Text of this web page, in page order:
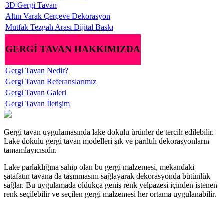
3D Gergi Tavan
Altın Varak Çerçeve Dekorasyon
Mutfak Tezgah Arası Dijital Baskı
GERGİ TAVAN HAKKIMIZDA
Gergi Tavan Nedir?
Gergi Tavan Referanslarımız
Gergi Tavan Galeri
Gergi Tavan İletişim
Gergi tavan uygulamasında lake dokulu ürünler de tercih edilebilir.
Lake dokulu gergi tavan modelleri şık ve parıltılı dekorasyonların
tamamlayıcısıdır.
Lake parlaklığına sahip olan bu gergi malzemesi, mekandaki
şatafatın tavana da taşınmasını sağlayarak dekorasyonda bütünlük
sağlar. Bu uygulamada oldukça geniş renk yelpazesi içinden istenen
renk seçilebilir ve seçilen gergi malzemesi her ortama uygulanabilir.